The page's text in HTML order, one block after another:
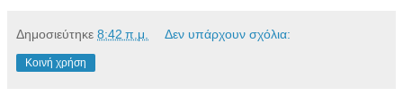
Δημοσιεύτηκε 8:42 π.μ. Δεν υπάρχουν σχόλια:
Κοινή χρήση